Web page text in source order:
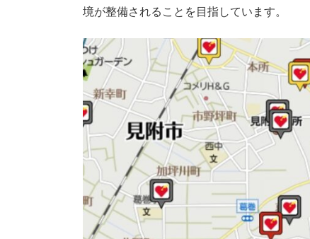
境が整備されることを目指しています。